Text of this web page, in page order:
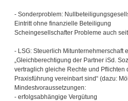
- Sonderproblem:
Eintritt ohne finanzielle Beteiligung
Scheingesellschafter Probleme auch
- LSG: Steuerlich Mitunternehmerschaft
„Gleichberechtigung der Partner iSd.
vertraglich gleiche Rechte und
Praxisführung vereinbart sind“ (dazu:
Mindestvoraussetzungen:
- erfolgsabhängige Vergütung